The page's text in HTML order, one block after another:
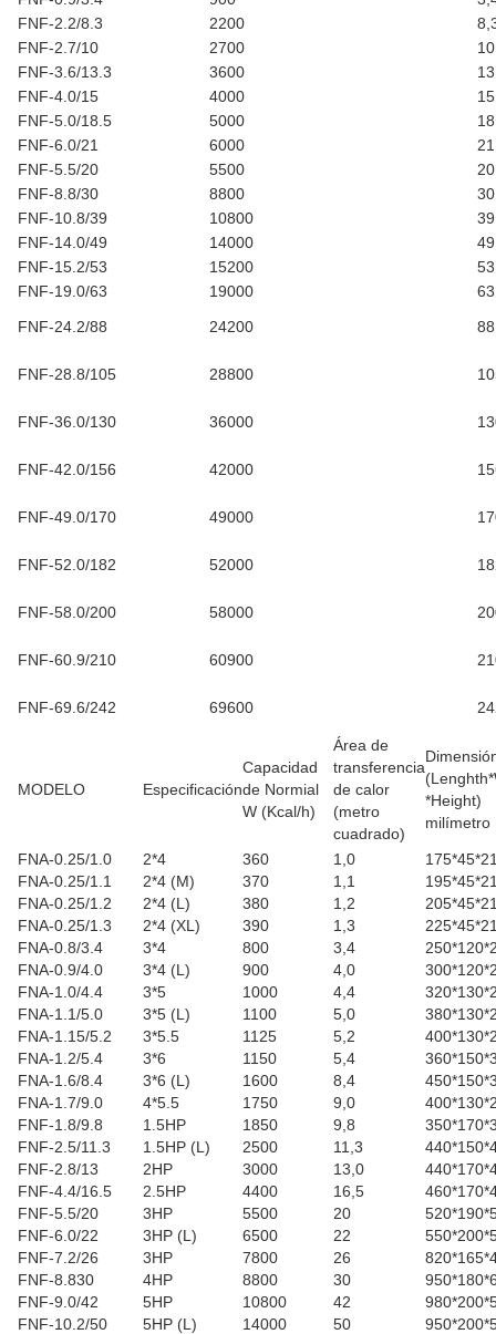
FNF-2.2/8.3
2200
FNF-2.7/10
2700
10
FNF-3.6/13.3
3600
FNF-4.0/15
4000
15
FNF-5.0/18.5
5000
FNF-6.0/21
6000
21
FNF-5.5/20
5500
20
FNF-8.8/30
8800
30
FNF-10.8/39
10800
39
FNF-14.0/49
14000
49
FNF-15.2/53
15200
53
FNF-19.0/63
19000
63
FNF-24.2/88
24200 88
FNF-28.8/105 28800
FNF-36.0/130 36000
FNF-42.0/156 42000
FNF-49.0/170 49000
FNF-52.0/182 52000
FNF-58.0/200 58000
FNF-60.9/210 60900
FNF-69.6/242 69600
MODELO Especificación
Capacidad
de Normial
W (Kcal/h)
Área de
transferencia
de calor
(metro
cuadrado)
*Height)
milímetro
FNA-0.25/1.0 2*4 360 1,0
FNA-0.25/1.1
2*4 (M) 370 1,1
FNA-0.25/1.2
2*4 (L) 380 1,2
FNA-0.25/1.3
2*4 (XL) 390 1,3
FNA-0.8/3.4
3*4 800 3,4
FNA-0.9/4.0
3*4 (L) 900 4,0
FNA-1.0/4.4
3*5 1000 4,4
FNA-1.1/5.0
3*5 (L) 1100 5,0
FNA-1.15/5.2
3*5.5 1125 5,2
FNA-1.2/5.4
3*6 1150 5,4
FNA-1.6/8.4
3*6 (L) 1600 8,4
FNA-1.7/9.0
4*5.5 1750 9,0
FNF-1.8/9.8
1.5HP 1850 9,8
FNF-2.5/11.3
1.5HP (L) 2500 11,3
FNF-2.8/13
2HP 3000 13,0
FNF-4.4/16.5
2.5HP 4400 16,5
FNF-5.5/20
3HP 5500 20
FNF-6.0/22
3HP (L) 6500 22
FNF-7.2/26
3HP 7800 26
FNF-8.830
4HP 8800 30
FNF-9.0/42
5HP 10800 42
FNF-10.2/50
5HP (L) 14000 50